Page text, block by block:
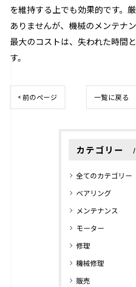
を維持する上でも効果的です。
ありませんが、機械のメンテナ
最大のコストは、失われた時間
す。
< 前のページ 一覧に戻る
カテゴリー
全てのカテゴリー
ベアリング
メンテナンス
モーター
修理
機械修理
販売